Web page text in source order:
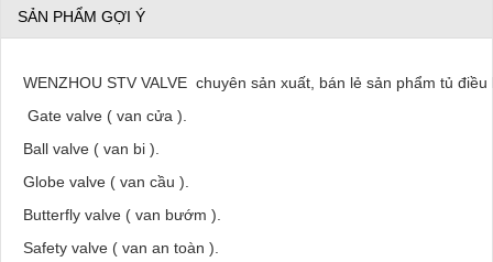
SẢN PHẨM GỢI Ý
WENZHOU STV VALVE chuyên sản xuất, bán lẻ sản phẩm tủ
Gate valve ( van cửa ).
Ball valve ( van bi ).
Globe valve ( van cầu ).
Butterfly valve ( van bướm ).
Safety valve ( van an toàn ).